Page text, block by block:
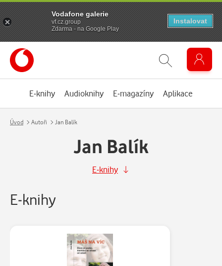
E-knihy Audioknihy E-magazíny Aplikace
Úvod Autoři Jan Balík
Jan Balík
E-knihy
E-knihy
Vodafone galerie
vf.cz.group
Zdarma - na Google Play
Instalovat